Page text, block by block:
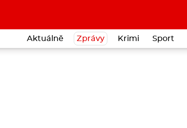
Aktuálně Zprávy Krimi Sport